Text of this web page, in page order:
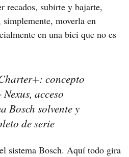
recados, subirte y bajarte,
moverla en
en una bici que no es
concepto
acceso
Bosch solvente y
de serie
sistema Bosch. Aquí todo gira